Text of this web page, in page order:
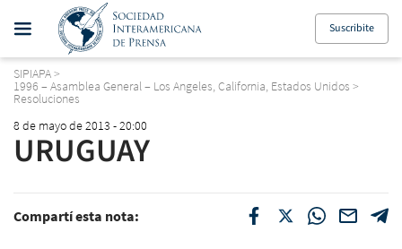
Suscribite
SIPIAPA>
1996 – Asamblea General – Los Angeles, California, Estados Unidos >
Resoluciones
8 de mayo de 2013 - 20:00
URUGUAY
Compartí esta nota: